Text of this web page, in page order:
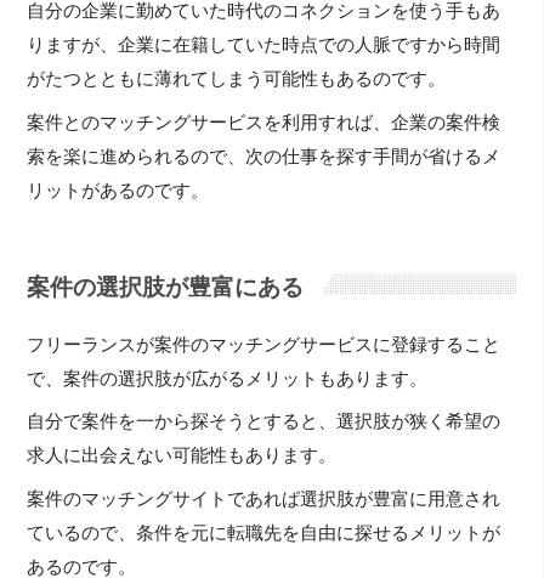
自分の企業に勤めていた時代のコネクションを使う手もあ
りますが、企業に在籍していた時点での人脈ですから時間
がたつとともに薄れてしまう可能性もあるのです。
案件とのマッチングサービスを利用すれば、企業の案件検
索を楽に進められるので、次の仕事を探す手間が省けるメ
リットがあるのです。
案件の選択肢が豊富にある
フリーランスが案件のマッチングサービスに登録すること
で、案件の選択肢が広がるメリットもあります。
自分で案件を一から探そうとすると、選択肢が狭く希望の
求人に出会えない可能性もあります。
案件のマッチングサイトであれば選択肢が豊富に用意され
ているので、条件を元に転職先を自由に探せるメリットが
あるのです。